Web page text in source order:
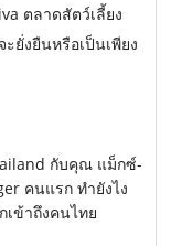
ตลาดสัตว์เลี้ยง
ยั่งยืนหรือเป็นเพียง
กับคุณ แม็กซ์-
คนแรก ทำยังไง
ข้าถึงคนไทย